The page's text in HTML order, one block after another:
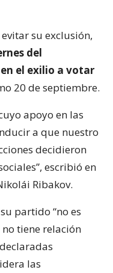
su exclusión,
del
el exilio a votar
20 de septiembre.
apoyo en las
a que nuestro
decidieron
escribió en
Ribakov.
partido “no es
tiene relación
las